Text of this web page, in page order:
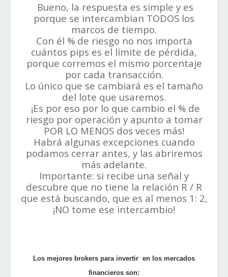
Bueno, la respuesta es simple y es
porque se intercambian TODOS los
marcos de tiempo.
Con él % de riesgo no nos importa
cuántos pips es el límite de pérdida,
porque corremos el mismo porcentaje
por cada transacción.
Lo único que se cambiará es el tamaño
del lote que usaremos.
¡Es por eso por lo que cambio el % de
riesgo por operación y apunto a tomar
POR LO MENOS dos veces más!
Habrá algunas excepciones cuando
podamos cerrar antes, y las abriremos
más adelante.
Importante: si recibe una señal y
descubre que no tiene la relación R / R
que está buscando, que es al menos 1: 2,
¡NO tome ese intercambio!
Los mejores brokers para invertir en los mercados
financieros son: